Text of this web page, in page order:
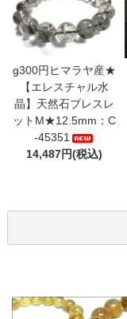
g300円ヒマラヤ産★
【エレスチャル水
晶】天然石ブレスレ
ットM★12.5mm：C
-45351
14,487円(税込)